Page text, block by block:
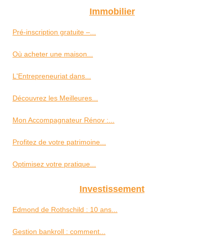
Immobilier
Pré-inscription gratuite –...
Où acheter une maison...
L'Entrepreneuriat dans...
Découvrez les Meilleures...
Mon Accompagnateur Rénov :...
Profitez de votre patrimoine...
Optimisez votre pratique...
Investissement
Edmond de Rothschild : 10 ans...
Gestion bankroll : comment...